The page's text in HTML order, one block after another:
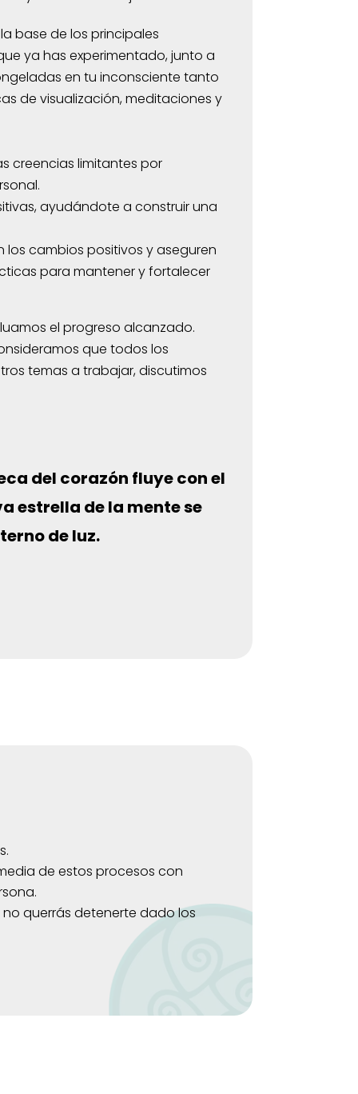
base de los principales
ya has experimentado, junto a
en tu inconsciente tanto
de visualización, meditaciones y
creencias limitantes por
ayudándote a construir una
cambios positivos y aseguren
para mantener y fortalecer
el progreso alcanzado.
que todos los
temas a trabajar, discutimos
del corazón fluye con el
estrella de la mente se
de luz.
de estos procesos con
querrás detenerte dado los